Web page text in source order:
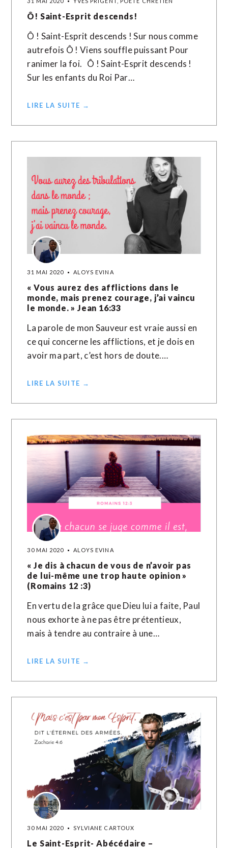
Ô! Saint-Esprit descends!
Ô ! Saint-Esprit descends ! Sur nous comme
autrefois Ô ! Viens souffle puissant Pour
ranimer la foi. Ô ! Saint-Esprit descends !
Sur les enfants du Roi Par…
LIRE LA SUITE →
31 MAI 2020 ALOYS EVINA
« Vous aurez des afflictions dans le
monde, mais prenez courage, j’ai vaincu
le monde. » Jean 16:33
La parole de mon Sauveur est vraie aussi en
ce qui concerne les afflictions, et je dois en
avoir ma part, c’est hors de doute.…
LIRE LA SUITE →
30 MAI 2020 ALOYS EVINA
« Je dis à chacun de vous de n’avoir pas
de lui-même une trop haute opinion »
(Romains 12 :3)
En vertu de la grâce que Dieu lui a faite, Paul
nous exhorte à ne pas être prétentieux,
mais à tendre au contraire à une…
LIRE LA SUITE →
30 MAI 2020 SYLVIANE CARTOUX
Le Saint-Esprit- Abécédaire –